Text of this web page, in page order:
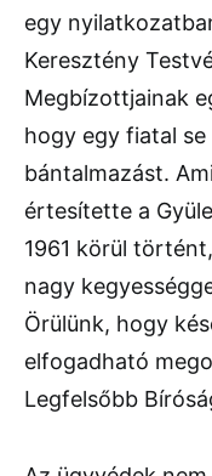
egy
Keresztény
Megbízottjainak
hogy egy fiatal se
bántalmazást.
értesítette a
1961 körül
nagy
Örülünk, hogy
elfogadható
Legfelsőbb